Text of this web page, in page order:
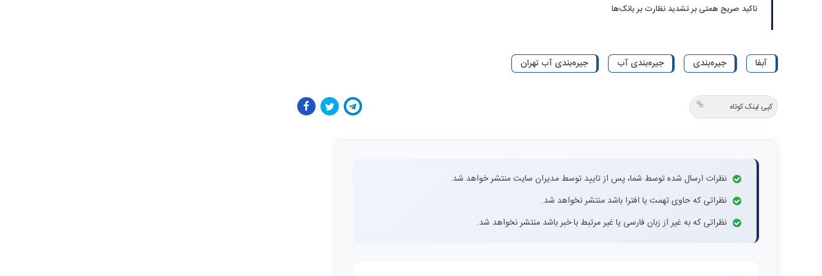
تاکید صریح همتی بر تشدید نظارت بر بانک‌ها
آبفا جیره‌بندی جیره‌بندی آب جیره‌بندی آب تهران
کپی لینک کوتاه
نظرات ارسال شده توسط شما، پس از تایید توسط مدیران سایت منتشر خواهد شد.
نظراتی که حاوی تهمت یا افترا باشد منتشر نخواهد شد.
نظراتی که به غیر از زبان فارسی یا غیر مرتبط با خبر باشد منتشر نخواهد شد.